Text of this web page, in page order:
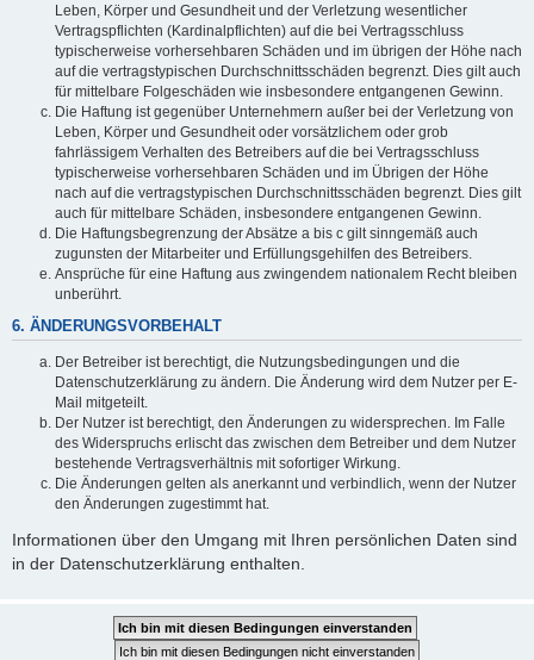
Leben, Körper und Gesundheit und der Verletzung wesentlicher
Vertragspflichten (Kardinalpflichten) auf die bei Vertragsschluss
typischerweise vorhersehbaren Schäden und im übrigen der Höhe nach
auf die vertragstypischen Durchschnittsschäden begrenzt. Dies gilt auch
für mittelbare Folgeschäden wie insbesondere entgangenen Gewinn.
Die Haftung ist gegenüber Unternehmern außer bei der Verletzung von
Leben, Körper und Gesundheit oder vorsätzlichem oder grob
fahrlässigem Verhalten des Betreibers auf die bei Vertragsschluss
typischerweise vorhersehbaren Schäden und im Übrigen der Höhe
nach auf die vertragstypischen Durchschnittsschäden begrenzt. Dies gilt
auch für mittelbare Schäden, insbesondere entgangenen Gewinn.
Die Haftungsbegrenzung der Absätze a bis c gilt sinngemäß auch
zugunsten der Mitarbeiter und Erfüllungsgehilfen des Betreibers.
Ansprüche für eine Haftung aus zwingendem nationalem Recht bleiben
unberührt.
6. ÄNDERUNGSVORBEHALT
Der Betreiber ist berechtigt, die Nutzungsbedingungen und die
Datenschutzerklärung zu ändern. Die Änderung wird dem Nutzer per E-
Mail mitgeteilt.
Der Nutzer ist berechtigt, den Änderungen zu widersprechen. Im Falle
des Widerspruchs erlischt das zwischen dem Betreiber und dem Nutzer
bestehende Vertragsverhältnis mit sofortiger Wirkung.
Die Änderungen gelten als anerkannt und verbindlich, wenn der Nutzer
den Änderungen zugestimmt hat.
Informationen über den Umgang mit Ihren persönlichen Daten sind
in der Datenschutzerklärung enthalten.